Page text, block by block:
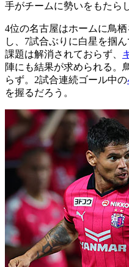
手がチームに勢いをもたら
4位の名古屋はホームに鳥
し、7試合ぶりに白星を掴
課題は解消されておらず、
陣にも結果が求められる。
らず。2試合連続ゴール中の
を握るだろう。